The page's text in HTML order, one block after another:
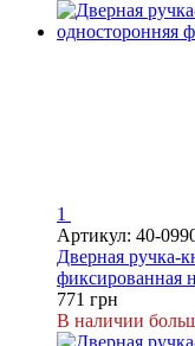
1
Артикул: 40-
Дверная ручка-
фиксированная
771 грн
В наличии